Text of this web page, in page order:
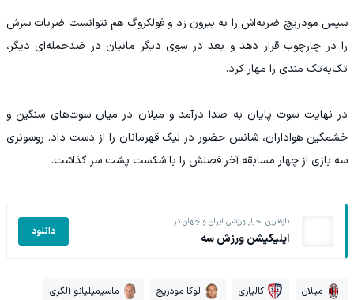
سپس مودریچ ضربه‌اش را به بیرون زد و فولکروگ هم نتوانست ضربات سرش
را در چارچوب قرار دهد و بعد در سوی دیگر مانیان در ضدحمله‌ای دیگر،
تک‌به‌تک مندی را مهار کرد.
در نهایت سوت پایان به صدا درآمد و میلان در میان سوت‌های سنگین و
خشمگین هواداران، شانس حضور در لیگ قهرمانان را از دست داد. روسونری
سه بازی از چهار مسابقه آخر فصلش را با شکست پشت سر گذاشت.
تازه‌ترین اخبار ورزشی ایران و جهان در
اپلیکیشن ورزش سه دانلود
میلان کالیاری لوکا مودریچ ماسیمیلیانو آلگری